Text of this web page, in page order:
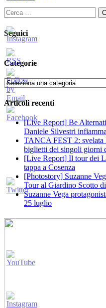
Ricerca
per:
Seguici
Categorie
Categorie
Articoli recenti
[Live Report] Be
Daniele Silvestri
TANCA FEST 2: svelata
biglietti dei singoli giorni
[Live Report] Il tour dei
tappa a Cosenza
[Photostory] Suzanne
Tour al Giardino Scotto
Suzanne Vega
25 luglio